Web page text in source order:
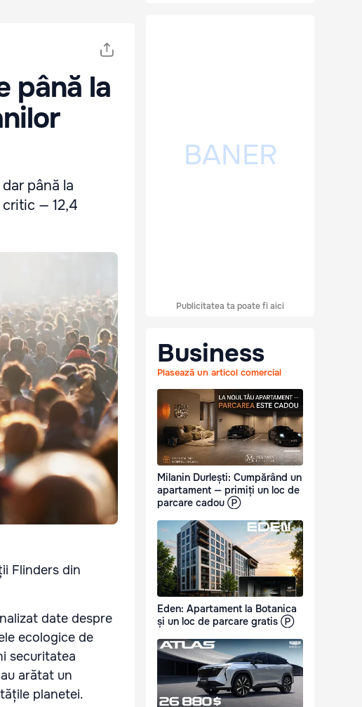
până la
până la
— 12,4
Flinders din
date despre
ecologice de
securitatea
arătat un
planetei.
Publicitatea ta poate fi aici
Business
Plasează un articol comercial
Milanin Durlești: Cumpărând un
apartament — primiți un loc de
parcare cadou Ⓟ
Eden: Apartament la Botanica
și un loc de parcare gratis Ⓟ